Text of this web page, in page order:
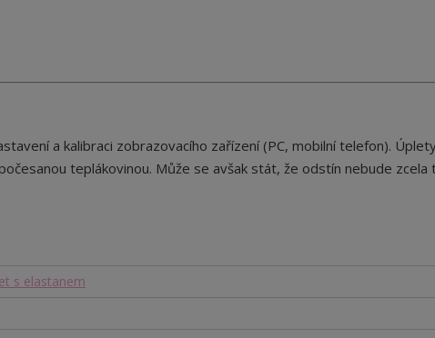
a kalibraci zobrazovacího zařízení (PC, mobilní telefon).
teplákovinou. Může se avšak stát, že odstín nebude zcela
s elastanem